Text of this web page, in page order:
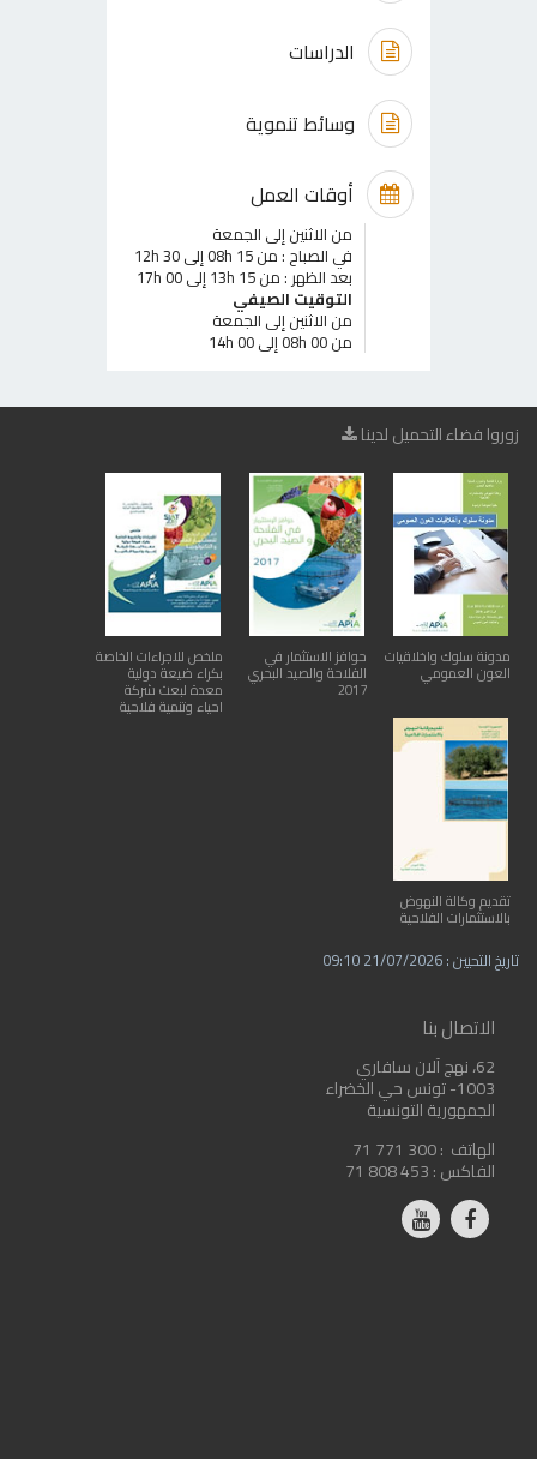
الدراسات
وسائط تنموية
أوقات العمل
من الاثنين إلى الجمعة
في الصباح : من 08h 15 إلى 12h 30
بعد الظهر : من 13h 15 إلى 17h 00
التوقيت الصيفي
من الاثنين إلى الجمعة
من 08h 00 إلى 14h 00
زوروا فضاء التحميل لدينا
مدونة سلوك واخلاقيات
العون العمومي
حوافز الاستثمار في
الفلاحة والصيد البحري
2017
ملخص للاجراءات الخاصة
بكراء ضيعة دولية
معدة لبعث شركة
احياء وتنمية فلاحية
تقديم وكالة النهوض
بالاستثمارات الفلاحية
تاريخ التحيين : 21/07/2026 09:10
الاتصال بنا
62، نهج آلان سافاري
1003- تونس حي الخضراء
الجمهورية التونسية
الهاتف :71 771 300
الفاكس :71 808 453